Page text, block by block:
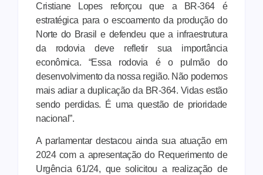
Cristiane Lopes reforçou que a BR-364 é
estratégica para o escoamento da produção do
Norte do Brasil e defendeu que a infraestrutura
da rodovia deve refletir sua importância
econômica. “Essa rodovia é o pulmão do
desenvolvimento da nossa região. Não podemos
mais adiar a duplicação da BR-364. Vidas estão
sendo perdidas. É uma questão de prioridade
nacional”.
A parlamentar destacou ainda sua atuação em
2024 com a apresentação do Requerimento de
Urgência 61/24, que solicitou a realização de